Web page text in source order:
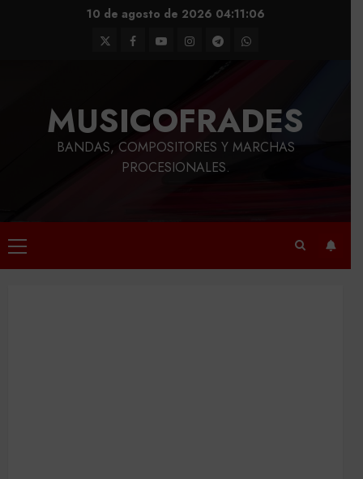
10 de agosto de 2026 04:11:07
TwitterFacebook
YoutubeInstagram
TelegramWhatsApp
MUSICOFRADES
BANDAS, COMPOSITORES Y MARCHAS
PROCESIONALES.
Menú
principal